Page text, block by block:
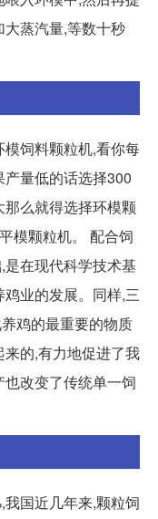
蒸汽量,等数十秒
饲料颗粒机,看你每
量低的话选择300
么就得选择环模颗
模颗粒机。 配合饲
在现代科学技术基
业的发展。同样,三
鸡的最重要的物质
的,有力地促进了我
改变了传统单一饲
国近几年来,颗粒饲